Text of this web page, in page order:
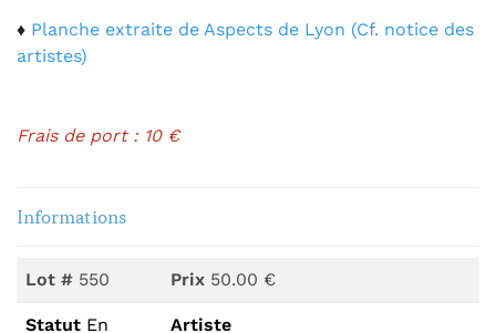
♦ Planche extraite de Aspects de Lyon (Cf. notice des
artistes)
Frais de port : 10 €
Informations
Lot # 550 Prix 50.00 €
Statut En
Artiste